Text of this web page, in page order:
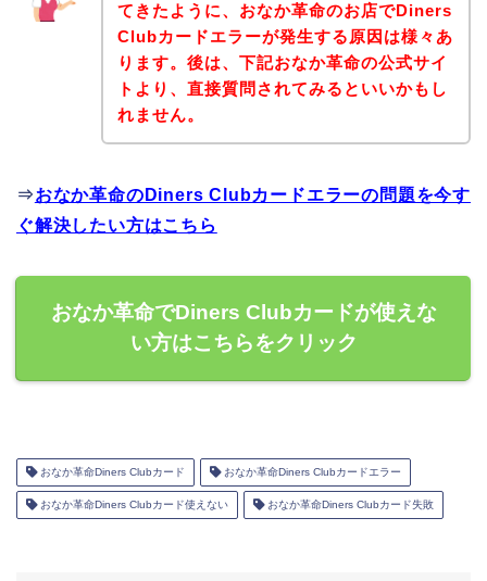
てきたように、おなか革命のお店でDiners
Clubカードエラーが発生する原因は様々あ
ります。後は、下記おなか革命の公式サイ
トより、直接質問されてみるといいかもし
れません。
⇒おなか革命のDiners Clubカードエラーの問題を今す
ぐ解決したい方はこちら
おなか革命でDiners Clubカードが使えな
い方はこちらをクリック
おなか革命Diners Clubカード おなか革命Diners Clubカードエラー
おなか革命Diners Clubカード使えない おなか革命Diners Clubカード失敗